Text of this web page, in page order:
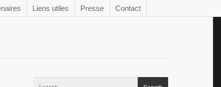
Liens utiles Presse Contact